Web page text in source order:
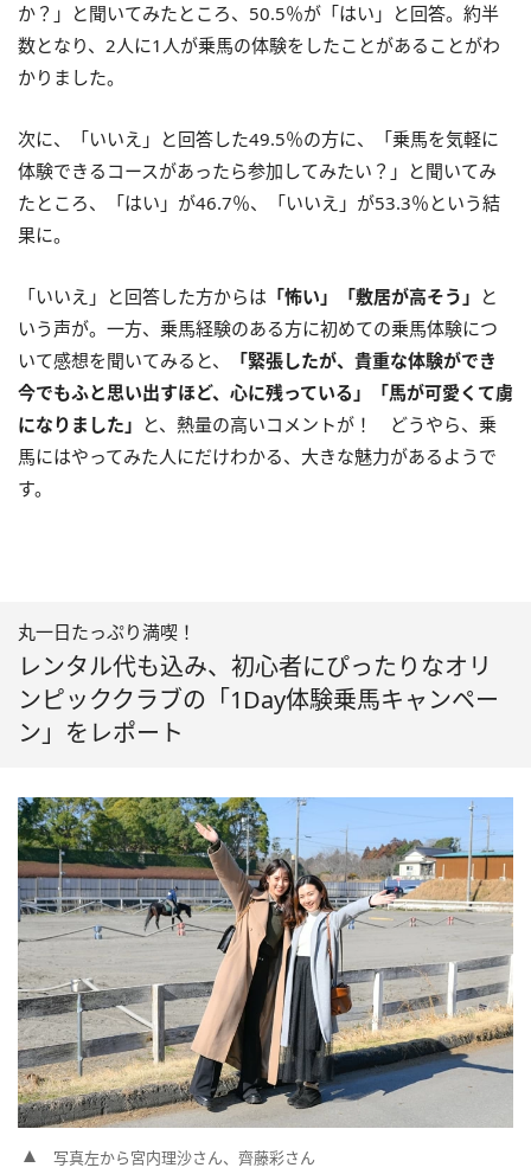
か？」と聞いてみたところ、50.5％が「はい」と回答。約半
数となり、2人に1人が乗馬の体験をしたことがあることがわ
かりました。
次に、「いいえ」と回答した49.5％の方に、「乗馬を気軽に
体験できるコースがあったら参加してみたい？」と聞いてみ
たところ、「はい」が46.7％、「いいえ」が53.3％という結
果に。
「いいえ」と回答した方からは 「怖い」「敷居が高そう」 と
いう声が。一方、乗馬経験のある方に初めての乗馬体験につ
いて感想を聞いてみると、
「緊張したが、貴重な体験ができ
今でもふと思い出すほど、心に残っている」「馬が可愛くて虜
になりました」 と、熱量の高いコメントが！ どうやら、乗
馬にはやってみた人にだけわかる、大きな魅力があるようで
す。
丸一日たっぷり満喫！
レンタル代も込み、初心者にぴったりなオリ
ンピッククラブの「1Day体験乗馬キャンペー
ン」をレポート
写真左から宮内理沙さん、齊藤彩さん